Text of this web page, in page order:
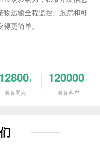
物运输全程监控、跟踪和可
更简单。
12800+
服务网点
120000+
服务客户